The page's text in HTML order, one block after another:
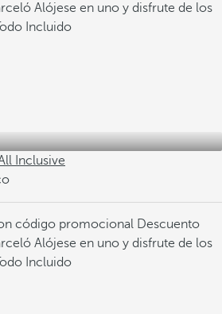
Alójese en uno y disfrute de los
Incluido
Inclusive
código promocional Descuento
Alójese en uno y disfrute de los
Incluido